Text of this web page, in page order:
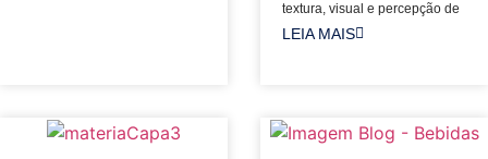
textura, visual e percepção de
LEIA MAIS